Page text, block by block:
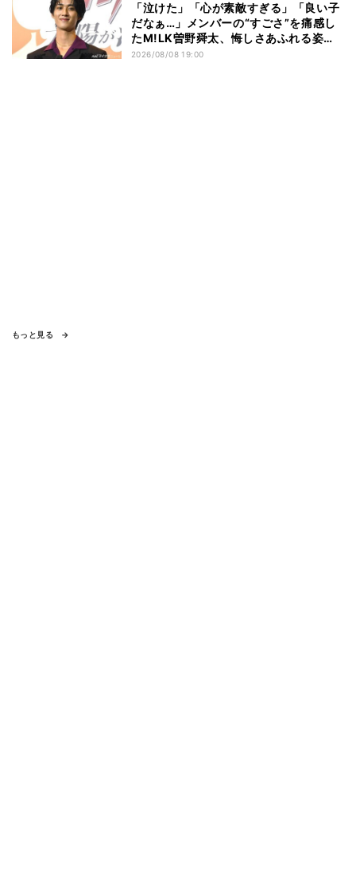
「泣けた」「心が素敵すぎる」「良い子
だなぁ…」メンバーの“すごさ”を痛感し
たM!LK曽野舜太、悔しさあふれる姿に
ファン感動
2026/08/08 19:00
もっと見る